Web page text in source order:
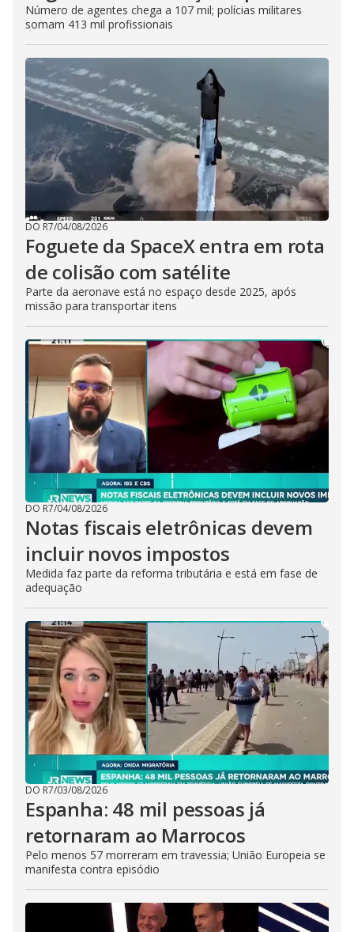
Número de agentes chega a 107 mil; polícias militares
somam 413 mil profissionais
DO R7/04/08/2026
Foguete da SpaceX entra em rota
de colisão com satélite
Parte da aeronave está no espaço desde 2025, após
missão para transportar itens
DO R7/04/08/2026
Notas fiscais eletrônicas devem
incluir novos impostos
Medida faz parte da reforma tributária e está em fase de
adequação
DO R7/03/08/2026
Espanha: 48 mil pessoas já
retornaram ao Marrocos
Pelo menos 57 morreram em travessia; União Europeia se
manifesta contra episódio